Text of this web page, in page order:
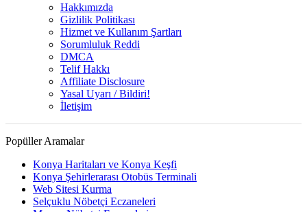
Hakkımızda
Gizlilik Politikası
Hizmet ve Kullanım Şartları
Sorumluluk Reddi
DMCA
Telif Hakkı
Affiliate Disclosure
Yasal Uyarı / Bildiri!
İletişim
Popüller Aramalar
Konya Haritaları ve Konya Keşfi
Konya Şehirlerarası Otobüs Terminali
Web Sitesi Kurma
Selçuklu Nöbetçi Eczaneleri